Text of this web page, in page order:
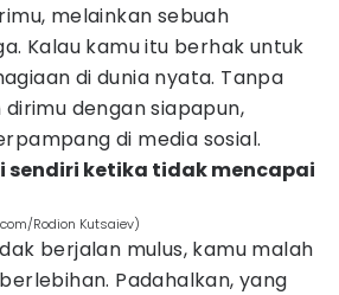
melainkan sebuah
Kalau kamu itu berhak untuk
di dunia nyata. Tanpa
dengan siapapun,
di media sosial.
sendiri ketika tidak mencapai
Rodion Kutsaiev)
berjalan mulus, kamu malah
Padahalkan, yang